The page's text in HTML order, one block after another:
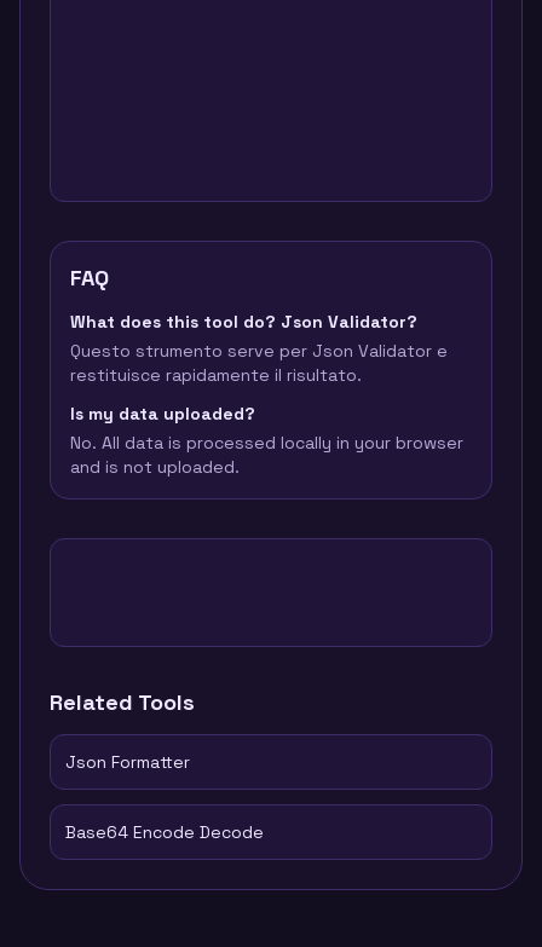
FAQ
What does this tool do? Json Validator?
Questo strumento serve per Json Validator e
restituisce rapidamente il risultato.
Is my data uploaded?
No. All data is processed locally in your browser
and is not uploaded.
Related Tools
Json Formatter
Base64 Encode Decode